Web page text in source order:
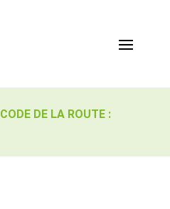
CODE DE LA ROUTE :